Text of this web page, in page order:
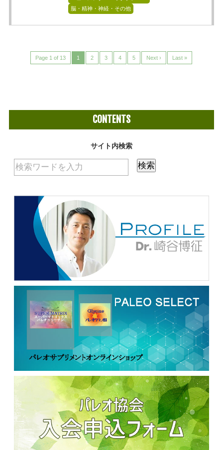
脳・精神・神経・その他
Page 1 of 13 1 2 3 4 5 Next › Last »
CONTENTS
サイト内検索